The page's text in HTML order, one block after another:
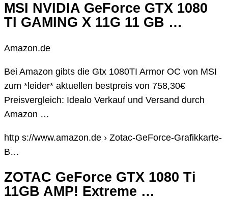
MSI NVIDIA GeForce GTX 1080
TI GAMING X 11G 11 GB …
Amazon.de
Bei Amazon gibts die Gtx 1080TI Armor OC von MSI
zum *leider* aktuellen bestpreis von 758,30€
Preisvergleich: Idealo Verkauf und Versand durch
Amazon …
http s://www.amazon.de › Zotac-GeForce-Grafikkarte-
B…
ZOTAC GeForce GTX 1080 Ti
11GB AMP! Extreme …